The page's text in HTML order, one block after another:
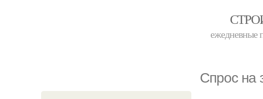
ежедневные
Спрос на